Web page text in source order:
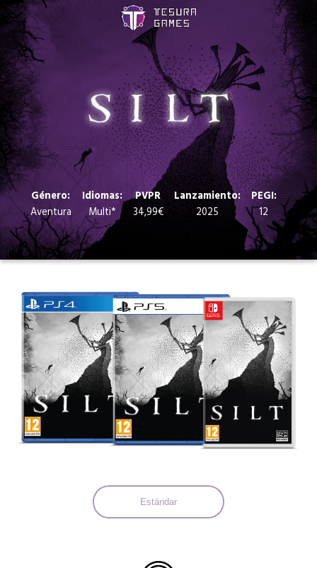
Género:
Aventura
Idiomas:
Multi*
PVPR
34,99€
Lanzamiento:
2025
PEGI:
12
Estándar
Juegos
Store
Blog
Sobre nosotros
Contacto
Idiomas: